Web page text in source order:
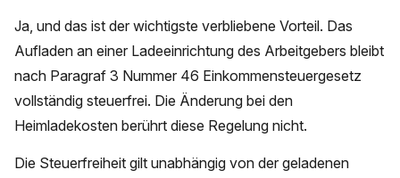
Ja, und das ist der wichtigste verbliebene Vorteil. Das
Aufladen an einer Ladeeinrichtung des Arbeitgebers bleibt
nach Paragraf 3 Nummer 46 Einkommensteuergesetz
vollständig steuerfrei. Die Änderung bei den
Heimladekosten berührt diese Regelung nicht.
Die Steuerfreiheit gilt unabhängig von der geladenen